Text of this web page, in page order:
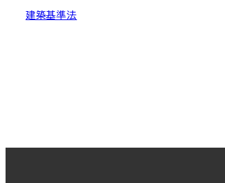
建築基準法